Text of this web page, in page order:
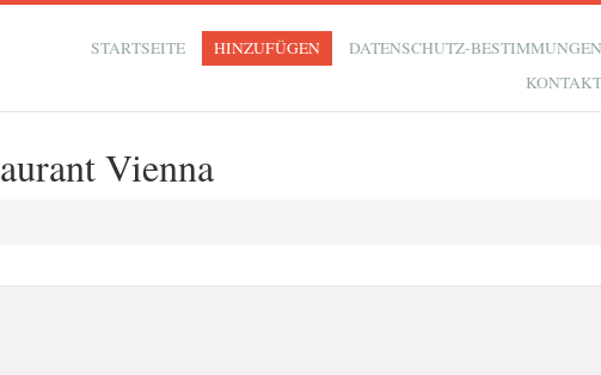
STARTSEITE HINZUFÜGEN
DATENSCHUTZ-
Vienna